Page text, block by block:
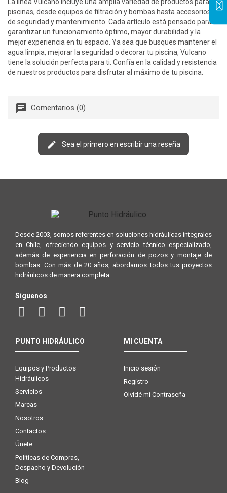
La línea Vulcano incluye una amplia variedad de productos para
piscinas, desde equipos de filtración y bombas hasta accesorios
de seguridad y mantenimiento. Cada artículo está pensado para
garantizar un funcionamiento óptimo, mayor durabilidad y la
mejor experiencia en tu espacio. Ya sea que busques mantener el
agua limpia, mejorar la seguridad o decorar tu piscina, Vulcano
tiene la solución perfecta para ti. Confía en la calidad y resistencia
de nuestros productos para disfrutar al máximo de tu piscina.
Comentarios (0)
Sea el primero en escribir una reseña
Desde 2003, somos referentes en soluciones hidráulicas integrales
en Chile, ofreciendo equipos y servicio técnico especializado,
además de experiencia en perforación de pozos y montaje de
bombas. Con más de 20 años, abordamos todos tus proyectos
hidráulicos de manera completa.
Síguenos
PUNTO HIDRÁULICO
Equipos y Productos
Hidráulicos
Servicios
Marcas
Nosotros
Contactos
Únete
Políticas de Compras,
Despacho y Devolución
Blog
MI CUENTA
Inicio sesión
Registro
Olvidé mi Contraseña